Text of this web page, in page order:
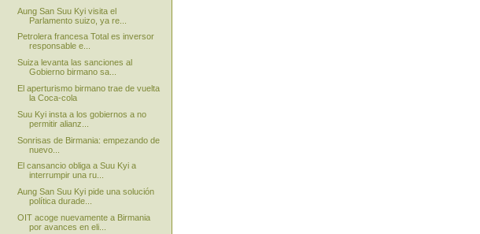
Aung San Suu Kyi visita el
Parlamento suizo, ya re...
Petrolera francesa Total es inversor
responsable e...
Suiza levanta las sanciones al
Gobierno birmano sa...
El aperturismo birmano trae de vuelta
la Coca-cola
Suu Kyi insta a los gobiernos a no
permitir alianz...
Sonrisas de Birmania: empezando de
nuevo...
El cansancio obliga a Suu Kyi a
interrumpir una ru...
Aung San Suu Kyi pide una solución
política durade...
OIT acoge nuevamente a Birmania
por avances en eli...